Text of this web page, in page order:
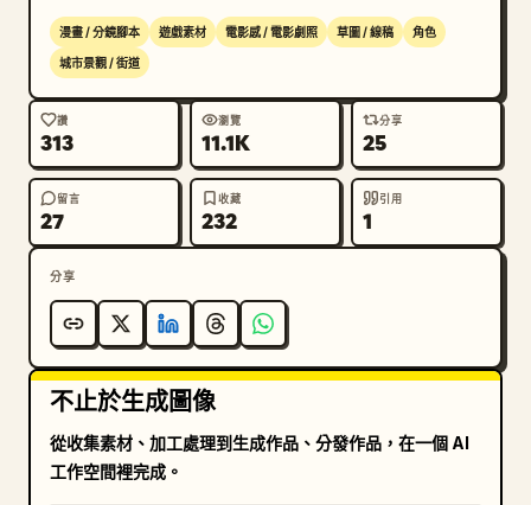
漫畫 / 分鏡腳本 遊戲素材 電影感 / 電影劇照 草圖 / 線稿 角色
城市景觀 / 街道
讚
313
瀏覽
11.1K
分享
25
留言
27
收藏
232
引用
1
分享
不止於生成圖像
從收集素材、加工處理到生成作品、分發作品，在一個 AI
工作空間裡完成。